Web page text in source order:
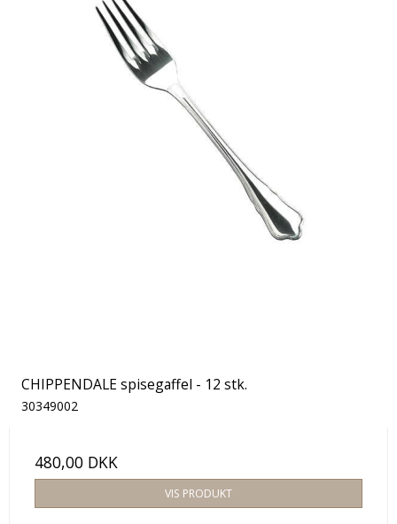
CHIPPENDALE spisegaffel - 12 stk.
30349002
480,00 DKK
VIS PRODUKT